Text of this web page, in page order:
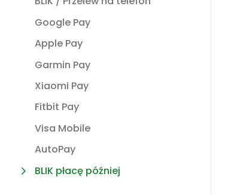
Google Pay
Apple Pay
Garmin Pay
Xiaomi Pay
Fitbit Pay
Visa Mobile
AutoPay
BLIK płacę później